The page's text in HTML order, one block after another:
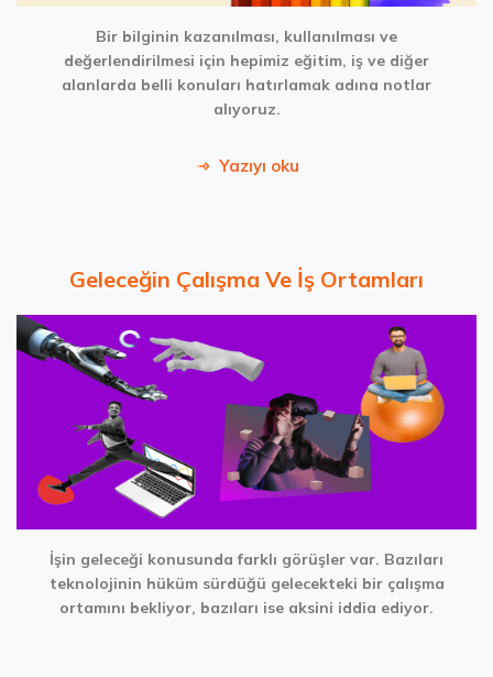
Bir bilginin kazanılması, kullanılması ve
değerlendirilmesi için hepimiz eğitim, iş ve diğer
alanlarda belli konuları hatırlamak adına notlar
alıyoruz.
Yazıyı oku
Geleceğin Çalışma Ve İş Ortamları
İşin geleceği konusunda farklı görüşler var. Bazıları
teknolojinin hüküm sürdüğü gelecekteki bir çalışma
ortamını bekliyor, bazıları ise aksini iddia ediyor.